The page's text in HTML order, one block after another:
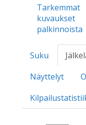
Tarkemmat
kuvaukset
palkinnoista
Suku
Näyttelyt